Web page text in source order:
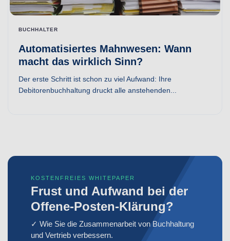
BUCHHALTER
Automatisiertes Mahnwesen: Wann
macht das wirklich Sinn?
Der erste Schritt ist schon zu viel Aufwand: Ihre
Debitorenbuchhaltung druckt alle anstehenden...
KOSTENFREIES WHITEPAPER
Frust und Aufwand bei der
Offene-Posten-Klärung?
✓ Wie Sie die Zusammenarbeit von Buchhaltung
und Vertrieb verbessern.